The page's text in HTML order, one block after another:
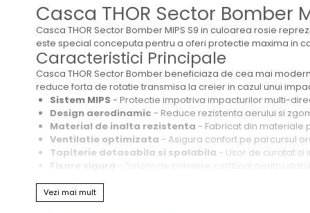
Casca THOR Sector
Casca THOR Sector Bomber MIPS S9 in culoarea rosie
este special conceputa pentru a oferi protectie maxima in
Caracteristici Principale
Casca THOR Sector Bomber beneficiaza de cea mai
reduce forta de rotatie transmisa la creier in cazul unui
Sistem MIPS - Protectie impotriva impacturilor multi-
Design aerodinamic - Reduce rezistenta aerului si
Material de inalta rezistenta - Fabricat din materiale
Ventilatie optimizata - Asigura confort pe parcursul
Tapiterie detasabila si spalabila - Usor de curatat si
Confort si Practicitate
Purtarea unei casci nu trebuie sa fie incomoda. Casca
Vezi mai mult